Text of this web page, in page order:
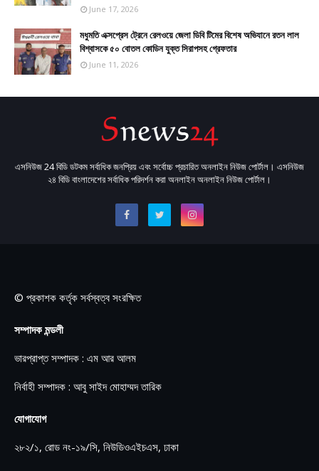
June 17, 2026
মধুমতি এক্সপ্রেস ট্রেনে রেলওয়ে জেলা ডিবি টিমের বিশেষ অভিযানে রতন লাল
বিশ্বাসকে ৫০ বোতল কোডিন যুক্ত সিরাপসহ গ্রেফতার
June 11, 2026
এসনিউজ 24 বিডি ডটকম সর্বাধিক জনপ্রিয় এবং সর্বোচ্চ প্রচারিত অনলাইন নিউজ পোর্টাল। এসনিউজ
২৪ বিডি বাংলাদেশের সর্বাধিক পরিদর্শন করা অনলাইন অনলাইন নিউজ পোর্টাল।
© প্রকাশক কর্তৃক সর্বস্বত্ব সংরক্ষিত
সম্পাদক মন্ডলী
ভারপ্রাপ্ত সম্পাদক : এম আর আলম
নির্বাহী সম্পাদক : আবু সাইদ মোহাম্মদ তারিক
যোগাযোগ
২৮২/১, রোড নং-১৯/সি, নিউডিওএইচএস, ঢাকা